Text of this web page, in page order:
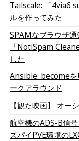
Tailscale: 「4via6
ルを作ってみた
SPAMなブラウザ
「NotiSpam
した
Ansible: becomeを
ークアラウンド
【観た映画】 オー
航空機のADS-B信
ズパイPVE環境の